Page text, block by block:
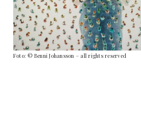
Foto: © Benni Johansson – all rights reserved